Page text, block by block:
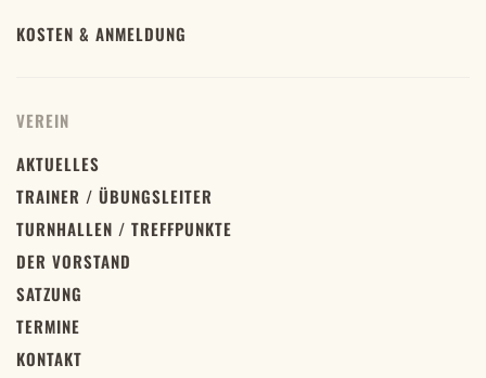
KOSTEN & ANMELDUNG
VEREIN
AKTUELLES
TRAINER / ÜBUNGSLEITER
TURNHALLEN / TREFFPUNKTE
DER VORSTAND
SATZUNG
TERMINE
KONTAKT